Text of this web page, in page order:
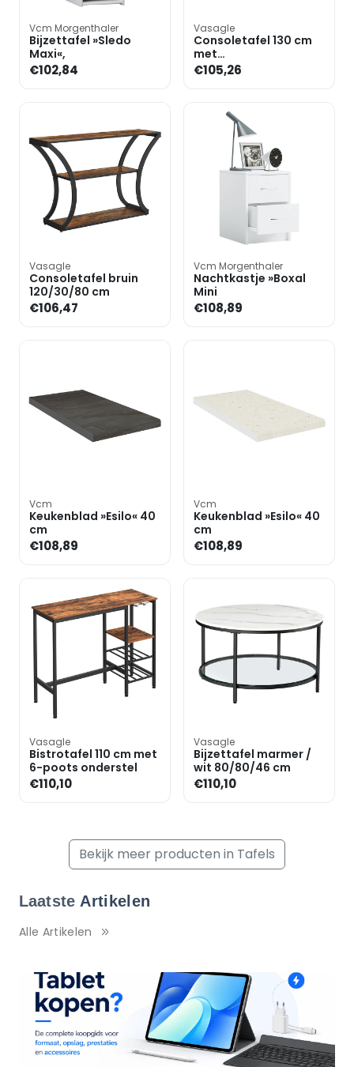
Vcm Morgenthaler
Bijzettafel »Sledo
Maxi«,
€102,84
Vasagle
Consoletafel 130 cm
met
zespootsonderstel
€105,26
Vasagle
Consoletafel bruin
120/30/80 cm
€106,47
Vcm Morgenthaler
Nachtkastje »Boxal
Mini
€108,89
Vcm
Keukenblad »Esilo« 40
cm
€108,89
Vcm
Keukenblad »Esilo« 40
cm
€108,89
Vasagle
Bistrotafel 110 cm met
6-poots onderstel
€110,10
Vasagle
Bijzettafel marmer /
wit 80/80/46 cm
€110,10
Bekijk meer producten in Tafels
Laatste Artikelen
Alle Artikelen